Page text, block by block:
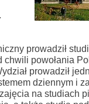
prowadził
chwili powołania
prowadził
dziennym i
na studiach